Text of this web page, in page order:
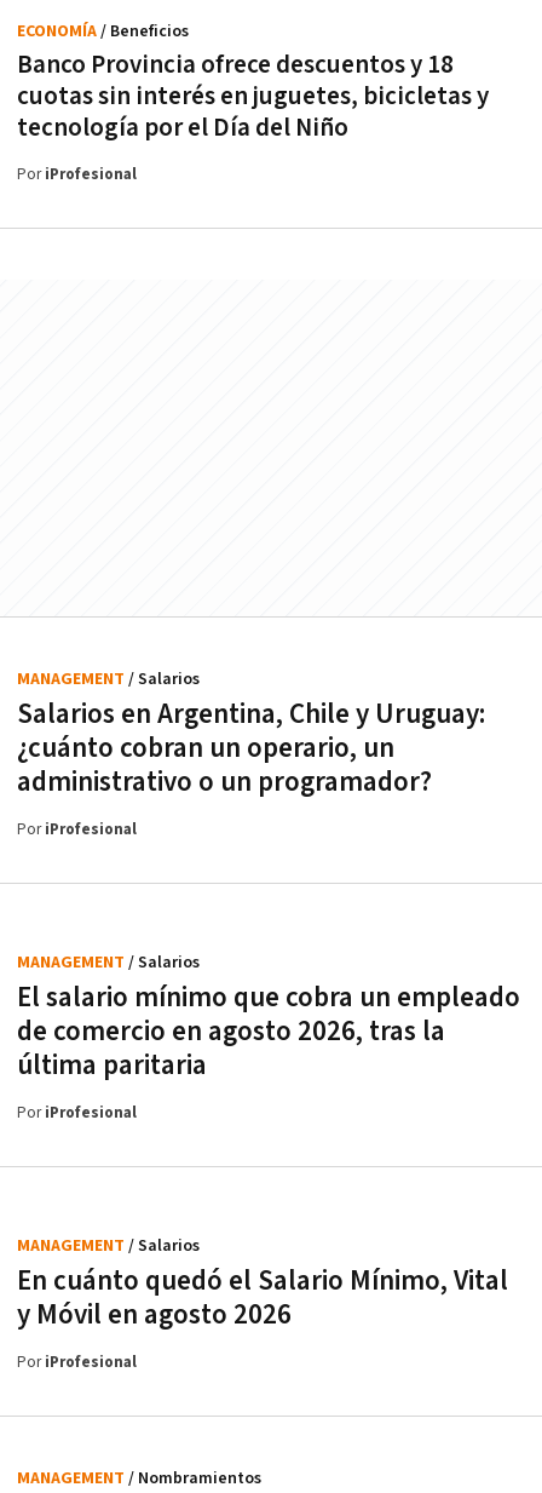
Banco Provincia ofrece descuentos y 18
cuotas sin interés en juguetes, bicicletas y
tecnología por el Día del Niño
ECONOMÍA/ Beneficios
PoriProfesional
Salarios en Argentina, Chile y Uruguay:
¿cuánto cobran un operario, un
administrativo o un programador?
MANAGEMENT / Salarios
PoriProfesional
El salario mínimo que cobra un empleado
de comercio en agosto 2026, tras la
última paritaria
MANAGEMENT / Salarios
PoriProfesional
En cuánto quedó el Salario Mínimo, Vital
y Móvil en agosto 2026
MANAGEMENT / Salarios
PoriProfesional
MANAGEMENT / Nombramientos